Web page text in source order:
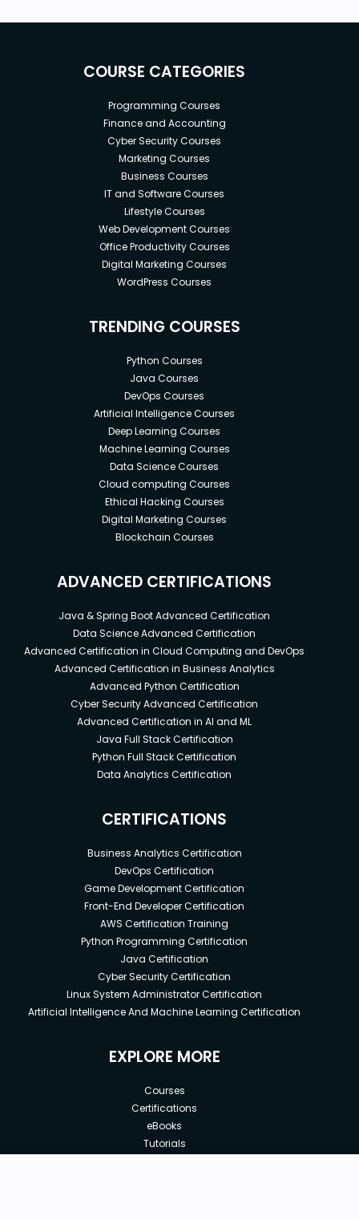
COURSE CATEGORIES
Programming Courses
Finance and Accounting
Cyber Security Courses
Marketing Courses
Business Courses
IT and Software Courses
Lifestyle Courses
Web Development Courses
Office Productivity Courses
Digital Marketing Courses
WordPress Courses
TRENDING COURSES
Python Courses
Java Courses
DevOps Courses
Artificial Intelligence Courses
Deep Learning Courses
Machine Learning Courses
Data Science Courses
Cloud computing Courses
Ethical Hacking Courses
Digital Marketing Courses
Blockchain Courses
ADVANCED CERTIFICATIONS
Java & Spring Boot Advanced Certification
Data Science Advanced Certification
Advanced Certification in Cloud Computing and DevOps
Advanced Certification in Business Analytics
Advanced Python Certification
Cyber Security Advanced Certification
Advanced Certification in AI and ML
Java Full Stack Certification
Python Full Stack Certification
Data Analytics Certification
CERTIFICATIONS
Business Analytics Certification
DevOps Certification
Game Development Certification
Front-End Developer Certification
AWS Certification Training
Python Programming Certification
Java Certification
Cyber Security Certification
Linux System Administrator Certification
Artificial Intelligence And Machine Learning Certification
EXPLORE MORE
Courses
Certifications
eBooks
Tutorials